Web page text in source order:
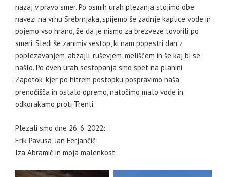
nazaj v pravo smer. Po osmih urah plezanja stojimo obe
navezi na vrhu Srebrnjaka, spijemo še zadnje kaplice vode in
pojemo vso hrano, že da je nismo za brezveze tovorili po
smeri. Sledi še zanimiv sestop, ki nam popestri dan z
poplezavanjem, abzajli, ruševjem, meliščem in še kaj bi se
našlo. Po dveh urah sestopanja smo spet na planini
Zapotok, kjer po hitrem postopku pospravimo naša
prenočišča in ostalo opremo, natočimo malo vode in
odkorakamo proti Trenti.
Plezali smo dne 26. 6. 2022:
Erik Pavusa, Jan Ferjančič
Iza Abramič in moja malenkost.